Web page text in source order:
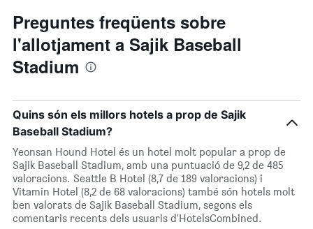
Preguntes freqüents sobre
l'allotjament a Sajik Baseball
Stadium
Quins són els millors hotels a prop de Sajik
Baseball Stadium?
Yeonsan Hound Hotel és un hotel molt popular a prop de
Sajik Baseball Stadium, amb una puntuació de 9,2 de 485
valoracions. Seattle B Hotel (8,7 de 189 valoracions) i
Vitamin Hotel (8,2 de 68 valoracions) també són hotels molt
ben valorats de Sajik Baseball Stadium, segons els
comentaris recents dels usuaris d'HotelsCombined.